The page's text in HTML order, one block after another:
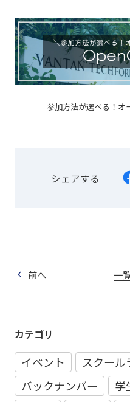
参加方法が選べる！オ
シェアする
前へ 一
カテゴリ
イベント
スクール
バックナンバー
学